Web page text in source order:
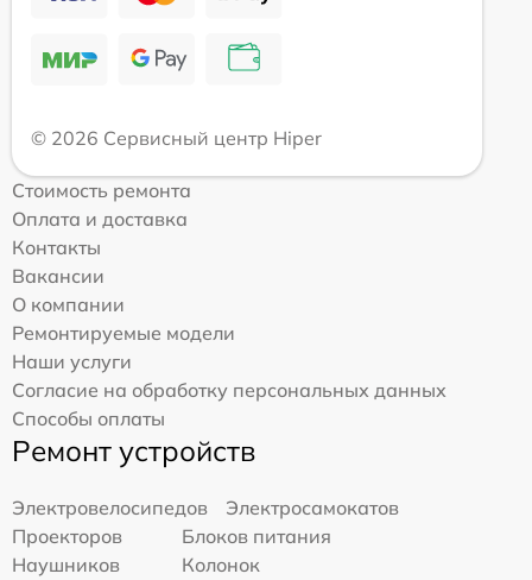
© 2026 Сервисный центр Hiper
Стоимость ремонта
Оплата и доставка
Контакты
Вакансии
О компании
Ремонтируемые модели
Наши услуги
Согласие на обработку персональных данных
Способы оплаты
Ремонт устройств
Электровелосипедов
Электросамокатов
Проекторов
Блоков питания
Наушников
Колонок